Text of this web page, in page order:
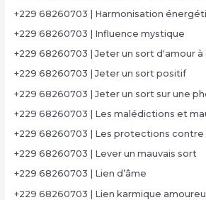
+229 68260703 | Harmonisation
+229 68260703 | Influence mystique
+229 68260703 | Jeter un sort d'amour
+229 68260703 | Jeter un sort positif
+229 68260703 | Jeter un sort sur une
+229 68260703 | Les malédictions et
+229 68260703 | Les protections
+229 68260703 | Lever un mauvais sort
+229 68260703 | Lien d’âme
+229 68260703 | Lien karmique